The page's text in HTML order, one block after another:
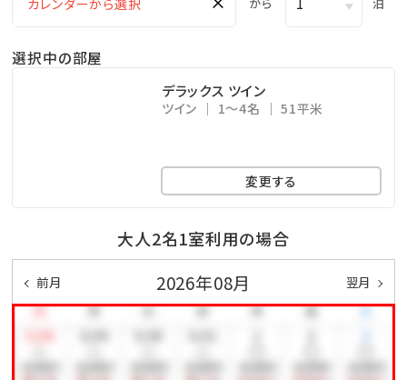
選択中の部屋
デラックス ツイン
ツイン 1～4名 51平米
変更する
大人2名1室利用の場合
前月 2026年08月 翌月